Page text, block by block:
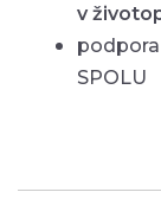
v
SPOLU